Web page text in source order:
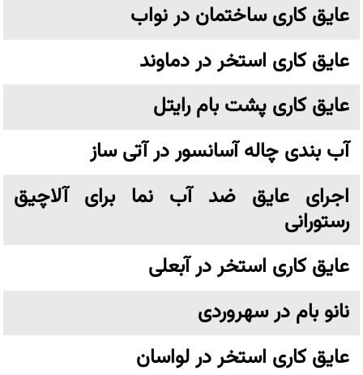
عایق کاری ساختمان در نواب
عایق کاری استخر در دماوند
عایق کاری پشت بام رایتل
آب بندی چاله آسانسور در آتی ساز
اجرای عایق ضد آب نما برای آلاچیق
رستورانی
عایق کاری استخر در آبعلی
نانو بام در سهروردی
عایق کاری استخر در لواسان